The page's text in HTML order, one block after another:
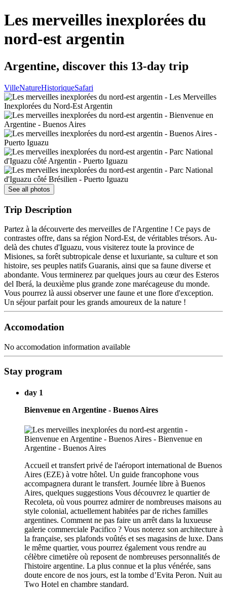
Les merveilles inexplorées du
nord-est argentin
Argentine, discover this 13-day trip
VilleNatureHistoriqueSafari
See all photos
Trip Description
Partez à la découverte des merveilles de l'Argentine ! Ce pays de
contrastes offre, dans sa région Nord-Est, de véritables trésors. Au-
delà des chutes d'Iguazu, vous visiterez toute la province de
Misiones, sa forêt subtropicale dense et luxuriante, sa culture et son
histoire, ses peuples natifs Guaranis, ainsi que sa faune diverse et
abondante. Vous terminerez par quelques jours au cœur des Esteros
del Iberá, la deuxième plus grande zone marécageuse du monde.
Vous pourrez là aussi observer une faune et une flore d'exception.
Un séjour parfait pour les grands amoureux de la nature !
Accomodation
No accomodation information available
Stay program
day 1
Bienvenue en Argentine - Buenos Aires
Accueil et transfert privé de l'aéroport international de Buenos
Aires (EZE) à votre hôtel. Un guide francophone vous
accompagnera durant le transfert. Journée libre à Buenos
Aires, quelques suggestions Vous découvrez le quartier de
Recoleta, où vous pourrez admirer de nombreuses maisons au
style colonial, actuellement habitées par de riches familles
argentines. Comment ne pas faire un arrêt dans la luxueuse
galerie commerciale Pacifico ? Vous noterez son architecture à
la française, ses plafonds voûtés et ses magasins de luxe. Dans
le même quartier, vous pourrez également vous rendre au
célèbre cimetière où reposent de nombreuses personnalités de
l'histoire argentine. La plus connue et la plus vénérée, sans
doute encore de nos jours, est la tombe d’Evita Peron. Nuit au
Two Hotel en chambre standard.